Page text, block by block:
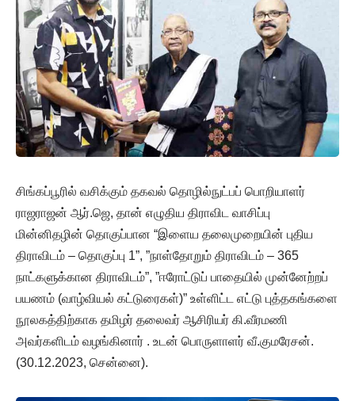
சிங்கப்பூரில் வசிக்கும் தகவல் தொழில்நுட்பப் பொறியாளர்
ராஜராஜன் ஆர்.ஜெ, தான் எழுதிய திராவிட வாசிப்பு
மின்னிதழின் தொகுப்பான “இளைய தலைமுறையின் புதிய
திராவிடம் – தொகுப்பு 1”, ”நாள்தோறும் திராவிடம் – 365
நாட்களுக்கான திராவிடம்”, ”ஈரோட்டுப் பாதையில் முன்னேற்றப்
பயணம் (வாழ்வியல் கட்டுரைகள்)” உள்ளிட்ட எட்டு புத்தகங்களை
நூலகத்திற்காக ‌தமிழர் தலைவர் ஆசிரியர் கி.வீரமணி
அவர்களிடம் வழங்கினார் . உடன் பொருளாளர் வீ.குமரேசன்.
(30.12.2023, சென்னை).